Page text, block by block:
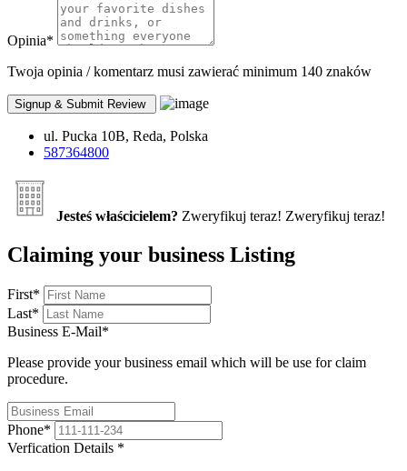
Opinia*
Twoja opinia / komentarz musi zawierać minimum 140 znaków
ul. Pucka 10B, Reda, Polska
587364800
Jesteś właścicielem? Zweryfikuj teraz! Zweryfikuj teraz!
Claiming your business Listing
First*
Last*
Business E-Mail*
Please provide your business email which will be use for claim
procedure.
Phone*
Verfication Details *